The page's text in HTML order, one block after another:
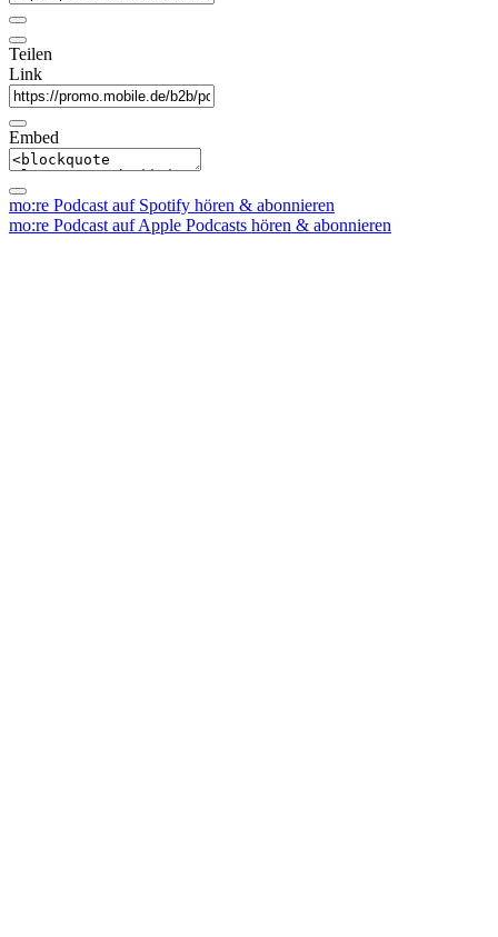
Teilen
Link
Embed
mo:re Podcast auf Spotify hören & abonnieren
mo:re Podcast auf Apple Podcasts hören & abonnieren